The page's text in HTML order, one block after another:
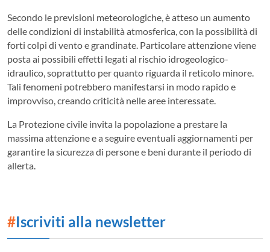
Secondo le previsioni meteorologiche, è atteso un aumento
delle condizioni di instabilità atmosferica, con la possibilità di
forti colpi di vento e grandinate. Particolare attenzione viene
posta ai possibili effetti legati al rischio idrogeologico-
idraulico, soprattutto per quanto riguarda il reticolo minore.
Tali fenomeni potrebbero manifestarsi in modo rapido e
improvviso, creando criticità nelle aree interessate.
La Protezione civile invita la popolazione a prestare la
massima attenzione e a seguire eventuali aggiornamenti per
garantire la sicurezza di persone e beni durante il periodo di
allerta.
#Iscriviti alla newsletter